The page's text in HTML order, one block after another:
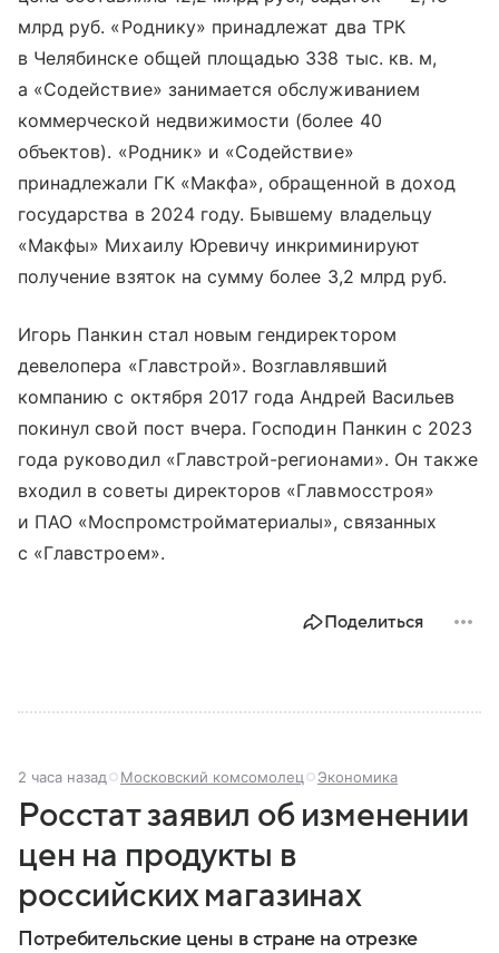
млрд руб. «Роднику» принадлежат два ТРК
в Челябинске общей площадью 338 тыс. кв. м,
а «Содействие» занимается обслуживанием
коммерческой недвижимости (более 40
объектов). «Родник» и «Содействие»
принадлежали ГК «Макфа», обращенной в доход
государства в 2024 году. Бывшему владельцу
«Макфы» Михаилу Юревичу инкриминируют
получение взяток на сумму более 3,2 млрд руб.
Игорь Панкин стал новым гендиректором
девелопера «Главстрой». Возглавлявший
компанию с октября 2017 года Андрей Васильев
покинул свой пост вчера. Господин Панкин с 2023
года руководил «Главстрой-регионами». Он также
входил в советы директоров «Главмосстроя»
и ПАО «Моспромстройматериалы», связанных
с «Главстроем».
Поделиться
2 часа назад Московский комсомолец Экономика
Росстат заявил об изменении
цен на продукты в
российских магазинах
Потребительские цены в стране на отрезке